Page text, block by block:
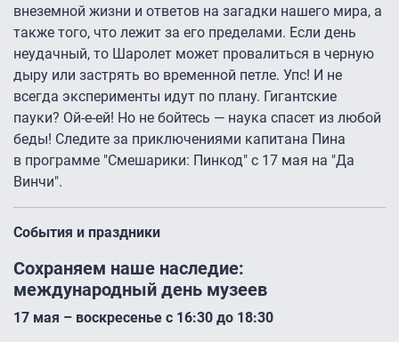
внеземной жизни и ответов на загадки нашего мира, а
также того, что лежит за его пределами. Если день
неудачный, то Шаролет может провалиться в черную
дыру или застрять во временной петле. Упс! И не
всегда эксперименты идут по плану. Гигантские
пауки? Ой-е-ей! Но не бойтесь — наука спасет из любой
беды! Следите за приключениями капитана Пина
в программе "Смешарики: Пинкод" с 17 мая на "Да
Винчи".
События и праздники
Сохраняем наше наследие:
международный день музеев
17 мая – воскресенье с 16:30 до 18:30